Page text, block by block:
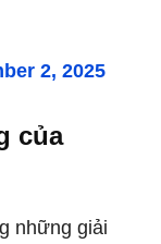
2, 2025
của
những giải